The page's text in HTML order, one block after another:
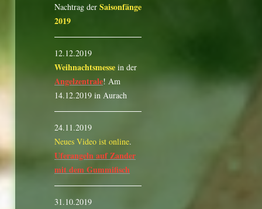
Nachtrag der Saisonfänge
2019
12.12.2019
Weihnachtsmesse in der
Angelzentrale! Am
14.12.2019 in Aurach
24.11.2019
Neues Video ist online.
Uferangeln auf Zander
mit dem Gummifisch
31.10.2019